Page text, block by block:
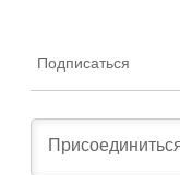
Подписаться